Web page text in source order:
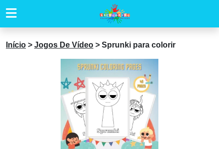
Início > Jogos De Vídeo > Sprunki para colorir